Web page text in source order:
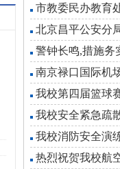
市教委民办教育
北京昌平公安分
警钟长鸣,措施务
南京禄口国际机
我校第四届篮球
我校安全紧急疏
我校消防安全演
热烈祝贺我校航